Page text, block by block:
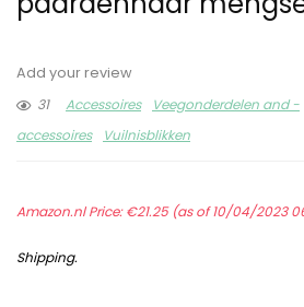
Add your review
31
Accessoires
Veegonderdelen and -
accessoires
Vuilnisblikken
Amazon.nl Price:€21.25(as of 10/04/2023
Shipping.